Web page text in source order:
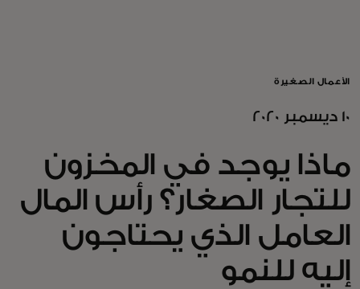
للأعمال
للمجتمع
للمبتكرين
الأخبار و التوجهات
الأعمال الصغيرة
10 ديسمبر 2020
ماذا يوجد في المخزون
للتجار الصغار؟ رأس المال
العامل الذي يحتاجون
إليه للنمو